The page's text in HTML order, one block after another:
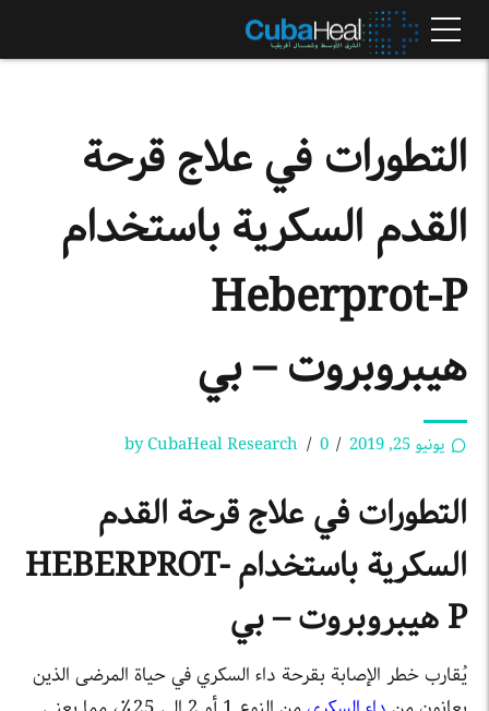
التطورات في علاج قرحة
القدم السكرية باستخدام
Heberprot-P
هيبروبروت – بي
يونيو 25, 2019 by CubaHeal Research 0
التطورات في علاج قرحة القدم
السكرية باستخدام HEBERPROT-
P هيبروبروت – بي
يُقارب خطر الإصابة بقرحة داء السكري في حياة المرضى الذين